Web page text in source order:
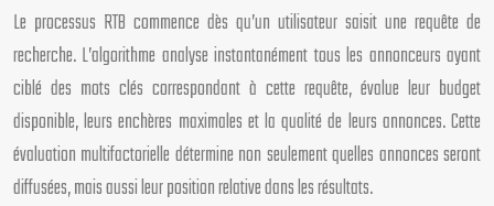
Le processus RTB commence dès qu’un utilisateur saisit une requête de
recherche. L’algorithme analyse instantanément tous les annonceurs ayant
ciblé des mots clés correspondant à cette requête, évalue leur budget
disponible, leurs enchères maximales et la qualité de leurs annonces. Cette
évaluation multifactorielle détermine non seulement quelles annonces seront
diffusées, mais aussi leur position relative dans les résultats.